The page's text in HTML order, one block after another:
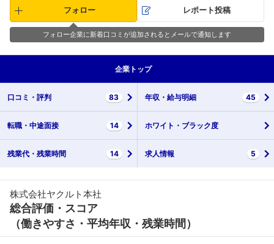
フォロー レポート投稿
フォロー企業に新着口コミが追加されるとメールで通知します
企業 トップ
口コミ・ 評判 83 年収・ 給与明細 45
転職・ 中途面接 14 ホワイト・ ブラック度
残業代・ 残業時間 14 求人情報 5
株式会社ヤクルト本社
総合評価・スコア
（働きやすさ・平均年収・残業時間）